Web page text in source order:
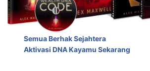
Semua Berhak Sejahtera
Aktivasi DNA Kayamu Sekarang